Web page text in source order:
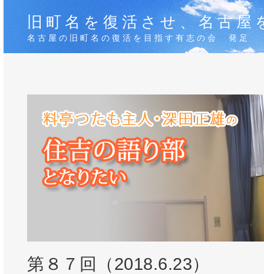
旧町名を復活させ、名古
名古屋の旧町名の復活を目指す有志の会 発足
第８７回（2018.6.23）